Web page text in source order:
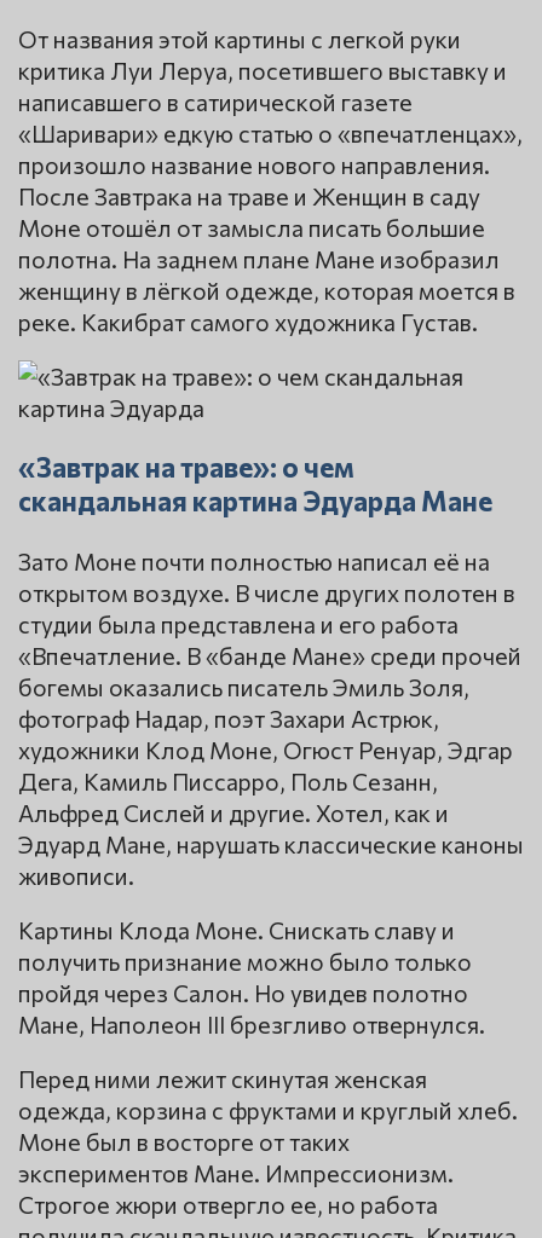
От названия этой картины с легкой руки
критика Луи Леруа, посетившего выставку и
написавшего в сатирической газете
«Шаривари» едкую статью о «впечатленцах»,
произошло название нового направления.
После Завтрака на траве и Женщин в саду
Моне отошёл от замысла писать большие
полотна. На заднем плане Мане изобразил
женщину в лёгкой одежде, которая моется в
реке. Какибрат самого художника Густав.
«Завтрак на траве»: о чем
скандальная картина Эдуарда Мане
Зато Моне почти полностью написал её на
открытом воздухе. В числе других полотен в
студии была представлена и его работа
«Впечатление. В «банде Мане» среди прочей
богемы оказались писатель Эмиль Золя,
фотограф Надар, поэт Захари Астрюк,
художники Клод Моне, Огюст Ренуар, Эдгар
Дега, Камиль Писсарро, Поль Сезанн,
Альфред Сислей и другие. Хотел, как и
Эдуард Мане, нарушать классические каноны
живописи.
Картины Клода Моне. Снискать славу и
получить признание можно было только
пройдя через Салон. Но увидев полотно
Мане, Наполеон III брезгливо отвернулся.
Перед ними лежит скинутая женская
одежда, корзина с фруктами и круглый хлеб.
Моне был в восторге от таких
экспериментов Мане. Импрессионизм.
Строгое жюри отвергло ее, но работа